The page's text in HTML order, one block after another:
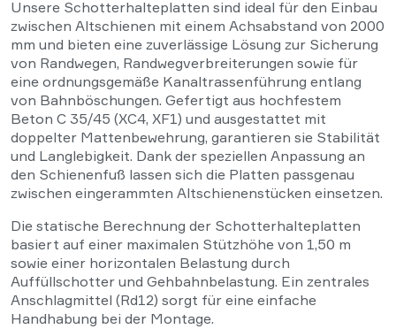
Unsere Schotterhalteplatten sind ideal für den Einbau
zwischen Altschienen mit einem Achsabstand von 2000
mm und bieten eine zuverlässige Lösung zur Sicherung
von Randwegen, Randwegverbreiterungen sowie für
eine ordnungsgemäße Kanaltrassenführung entlang
von Bahnböschungen. Gefertigt aus hochfestem
Beton C 35/45 (XC4, XF1) und ausgestattet mit
doppelter Mattenbewehrung, garantieren sie Stabilität
und Langlebigkeit. Dank der speziellen Anpassung an
den Schienenfuß lassen sich die Platten passgenau
zwischen eingerammten Altschienenstücken einsetzen.
Die statische Berechnung der Schotterhalteplatten
basiert auf einer maximalen Stützhöhe von 1,50 m
sowie einer horizontalen Belastung durch
Auffüllschotter und Gehbahnbelastung. Ein zentrales
Anschlagmittel (Rd12) sorgt für eine einfache
Handhabung bei der Montage.